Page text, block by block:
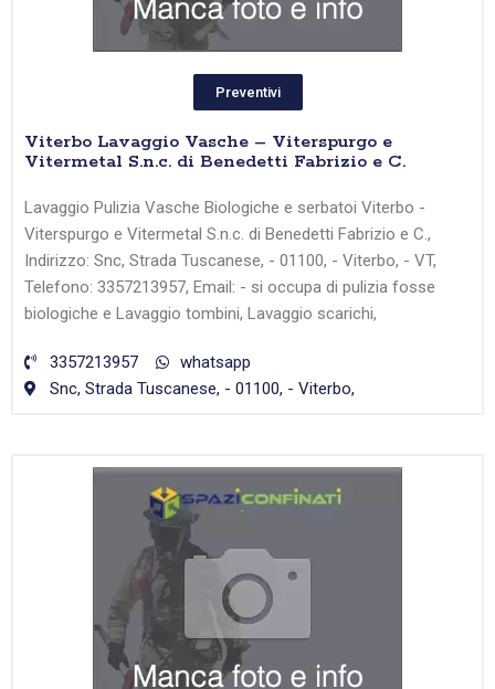
Preventivi
Viterbo Lavaggio Vasche – Viterspurgo e
Vitermetal S.n.c. di Benedetti Fabrizio e C.
Lavaggio Pulizia Vasche Biologiche e serbatoi Viterbo -
Viterspurgo e Vitermetal S.n.c. di Benedetti Fabrizio e C.,
Indirizzo: Snc, Strada Tuscanese, - 01100, - Viterbo, - VT,
Telefono: 3357213957, Email: - si occupa di pulizia fosse
biologiche e Lavaggio tombini, Lavaggio scarichi,
3357213957
whatsapp
Snc, Strada Tuscanese, - 01100, - Viterbo,